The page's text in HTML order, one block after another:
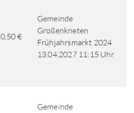
0,50 €
Gemeinde
Großenkneten
Frühjahrsmarkt 2024
13.04.2027 11:15 Uhr
Gemeinde